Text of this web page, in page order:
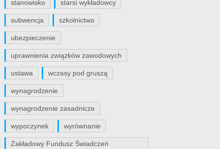
stanowisko starsi wykładowcy
subwencja szkolnictwo
ubezpieczenie
uprawnienia związków zawodowych
ustawa wczasy pod gruszą
wynagrodzenie
wynagrodzenie zasadnicze
wypoczynek wyrównanie
Zakładowy Fundusz Świadczeń